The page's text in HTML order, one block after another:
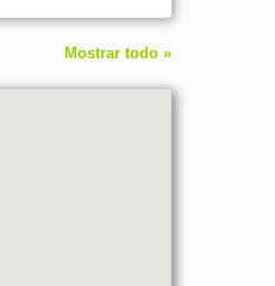
Mostrar todo »